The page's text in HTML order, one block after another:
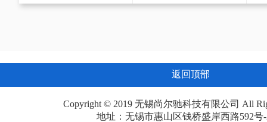
返回顶部
Copyright © 2019 无锡尚尔驰科技有限公司 All
地址：无锡市惠山区钱桥盛岸西路592号-